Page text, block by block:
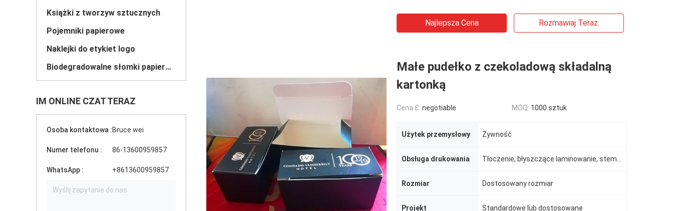
Książki z tworzyw sztucznych
Pojemniki papierowe
Naklejki do etykiet logo
Biodegradowalne słomki papierowe
IM ONLINE CZAT TERAZ
Osoba kontaktowa :Bruce wei
Numer telefonu : 86-13600959857
WhatsApp : +8613600959857
Najlepsza Cena Rozmawiaj Teraz.
Małe pudełko z czekoladową składalną
kartonką
Cena £: negotiable MOQ: 1000 sztuk
Użytek przemysłowy Żywność
Obsługa drukowania
Rozmiar Dostosowany rozmiar
Projekt Standardowe lub dostosowane